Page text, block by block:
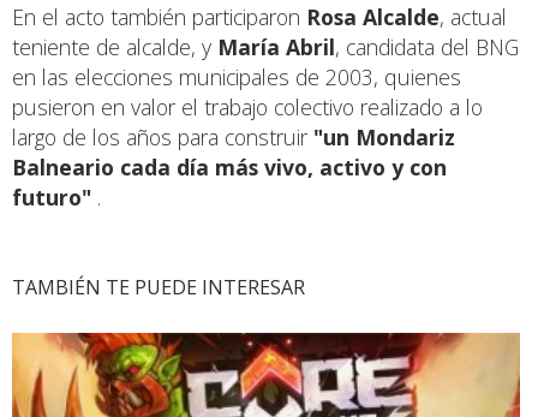
En el acto también participaron Rosa Alcalde, actual
teniente de alcalde, y María Abril, candidata del BNG
en las elecciones municipales de 2003, quienes
pusieron en valor el trabajo colectivo realizado a lo
largo de los años para construir "un Mondariz
Balneario cada día más vivo, activo y con
futuro" .
TAMBIÉN TE PUEDE INTERESAR